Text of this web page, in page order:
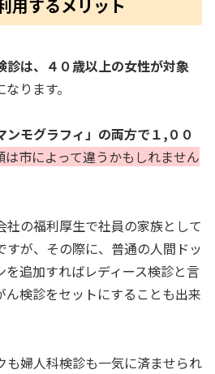
用するメリット
診は、４０歳以上の女性が対象
なります。
モグラフィ」の両方で１,００
は市によって違うかもしれません
社の福利厚生で社員の家族として
すが、その際に、普通の人間ドッ
を追加すればレディース検診と言
ん検診をセットにすることも出来
も婦人科検診も一気に済ませられ